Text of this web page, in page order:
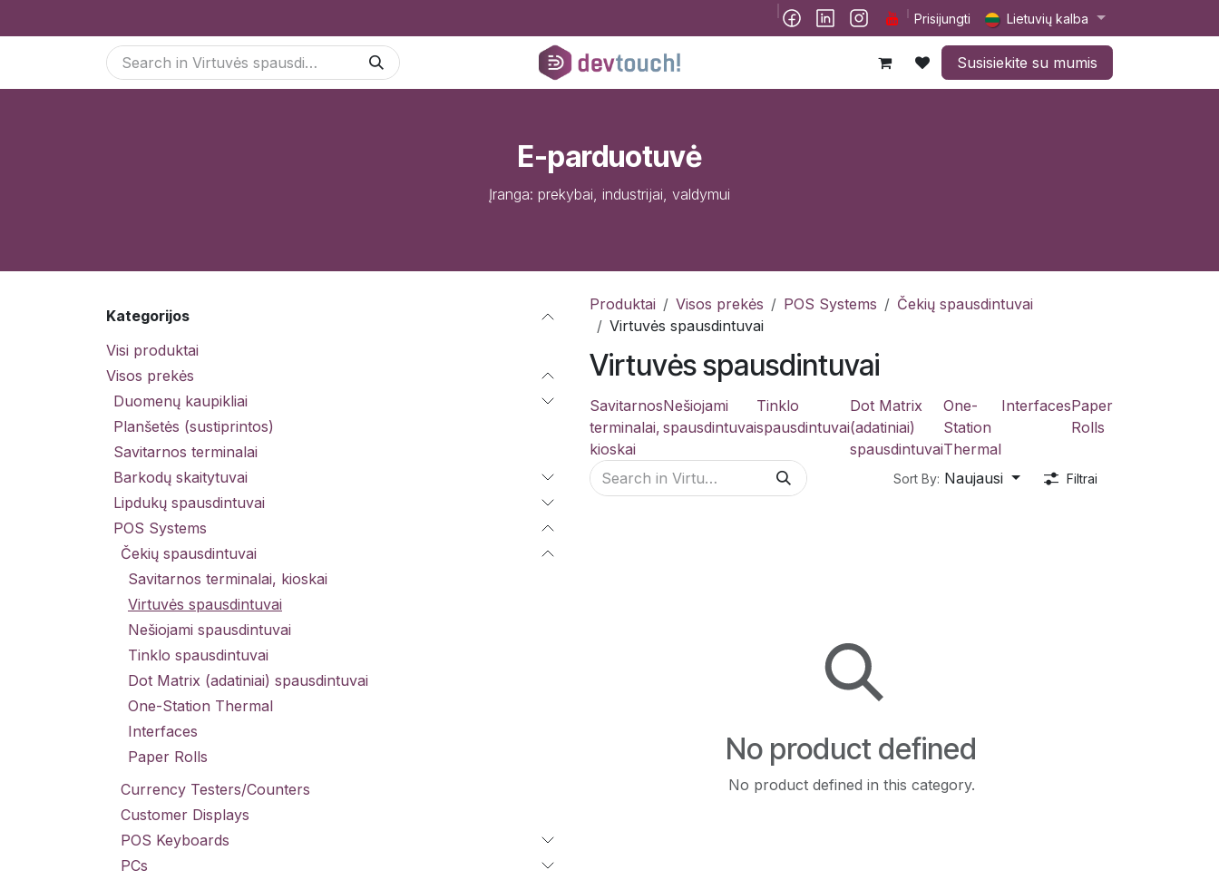
Kursai Help Darbai Susisiekite su mumis
Prisijungti Lietuvių kalba
Susisiekite su mumis
E-parduotuvė
Įranga: prekybai, industrijai, valdymui
Kategorijos
Visi produktai
Visos prekės
Duomenų kaupikliai
Planšetės (sustiprintos)
Savitarnos terminalai
Barkodų skaitytuvai
Lipdukų spausdintuvai
POS Systems
Čekių spausdintuvai
Savitarnos terminalai, kioskai
Virtuvės spausdintuvai
Nešiojami spausdintuvai
Tinklo spausdintuvai
Dot Matrix (adatiniai) spausdintuvai
One-Station Thermal
Interfaces
Paper Rolls
Currency Testers/Counters
Customer Displays
POS Keyboards
PCs
Produktai Visos prekės POS Systems
Čekių spausdintuvai
Virtuvės spausdintuvai
Virtuvės spausdintuvai
Savitarnos
terminalai,
kioskai
Nešiojami
spausdintuvai
Tinklo
spausdintuvai
Dot Matrix
(adatiniai)
spausdintuvai
One-
Station
Thermal
InterfacesPaper
Rolls
Sort By: Naujausi Filtrai
No product defined
No product defined in this category.